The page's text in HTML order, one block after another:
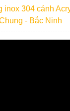
inox 304 cánh
- Bắc Ninh